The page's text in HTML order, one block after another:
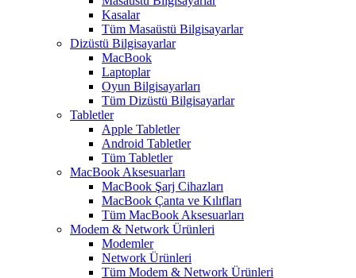
Kasalar
Tüm Masaüstü Bilgisayarlar
Dizüstü Bilgisayarlar
MacBook
Laptoplar
Oyun Bilgisayarları
Tüm Dizüstü Bilgisayarlar
Tabletler
Apple Tabletler
Android Tabletler
Tüm Tabletler
MacBook Aksesuarları
MacBook Şarj Cihazları
MacBook Çanta ve Kılıfları
Tüm MacBook Aksesuarları
Modem & Network Ürünleri
Modemler
Network Ürünleri
Tüm Modem & Network Ürünleri